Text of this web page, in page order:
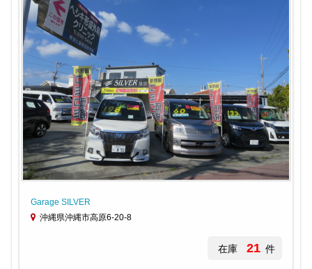
Garage SILVER
沖縄県沖縄市高原6-20-8
在庫 21 件